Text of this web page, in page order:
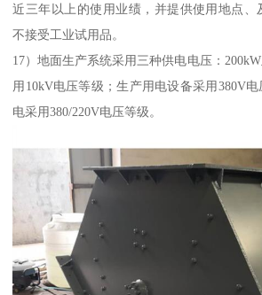
近三年以上的使用业绩，并提供使用地点、
不接受工业试用品。
17）地面生产系统采用三种供电电压：
用10kV电压等级；生产用电设备采用380V
电采用380/220V电压等级。